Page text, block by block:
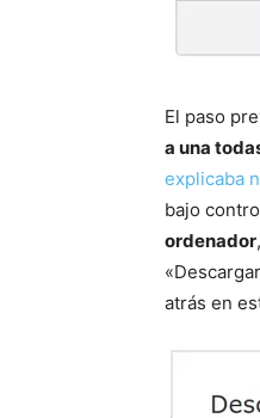
El paso
a una
explicaba
bajo
ordenador
atrás en